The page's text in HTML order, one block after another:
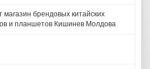
магазин брендовых китайских
и планшетов Кишинев Молдова